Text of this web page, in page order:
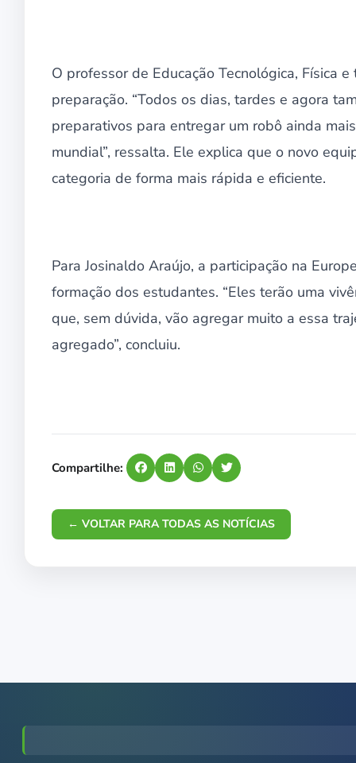
O professor de Educação Tecnológica, Física
preparação. “Todos os dias, tardes e agora
preparativos para entregar um robô ainda
mundial”, ressalta. Ele explica que o novo
categoria de forma mais rápida e eficiente.
Para Josinaldo Araújo, a participação na
formação dos estudantes. “Eles terão uma
que, sem dúvida, vão agregar muito a essa
agregado”, concluiu.
Compartilhe:
← VOLTAR PARA TODAS AS NOTÍCIAS